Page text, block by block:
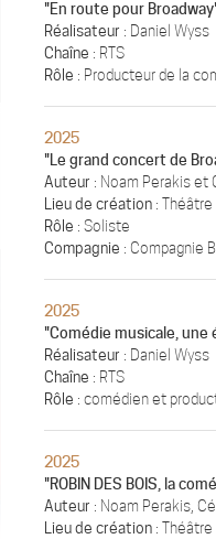
"En route pour
Réalisateur : Daniel Wyss
Chaîne : RTS
Rôle : Producteur de la
2025
"Le grand concert de
Auteur : Noam Perakis et
Lieu de création :
Rôle : Soliste
Compagnie : Compagnie
2025
"Comédie musicale, une
Réalisateur : Daniel Wyss
Chaîne : RTS
Rôle : comédien et
2025
"ROBIN DES BOIS, la
Auteur : Noam Perakis,
Lieu de création :